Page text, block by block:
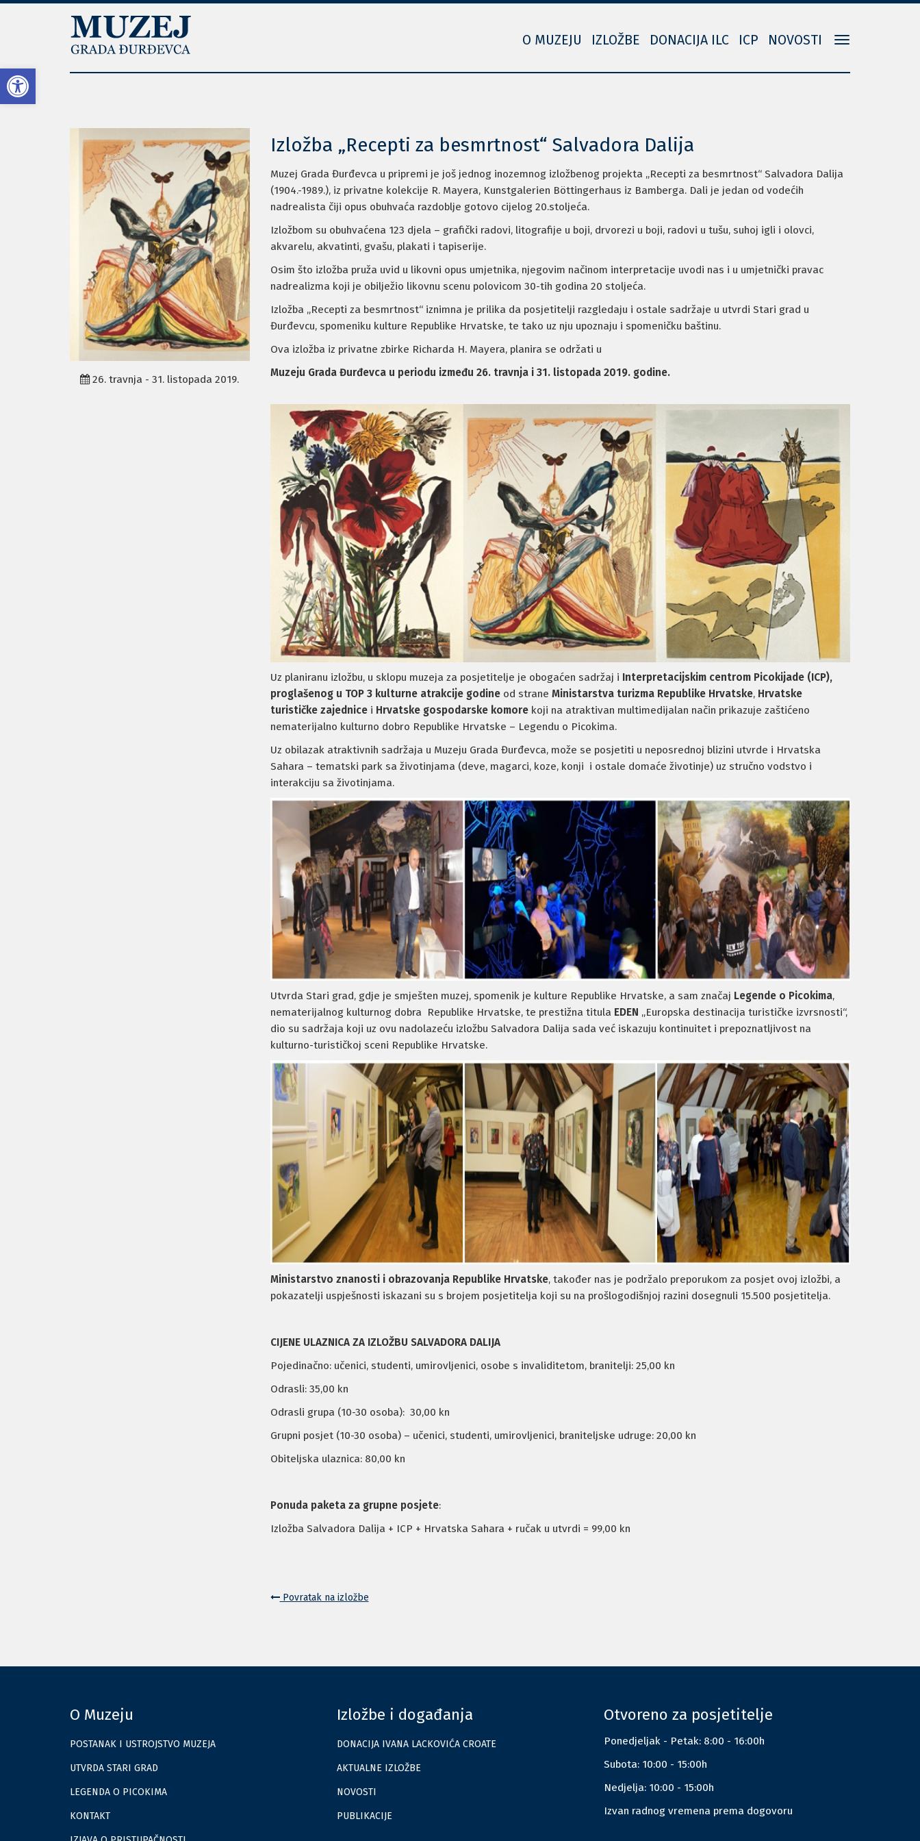
Open toolbar
Toggle
O MUZEJU IZLOŽBE DONACIJA ILC ICP NOVOSTI
26. travnja - 31. listopada 2019.
Izložba „Recepti za besmrtnost“ Salvadora Dalija
Muzej Grada Đurđevca u pripremi je još jednog inozemnog izložbenog projekta „Recepti za besmrtnost“ Salvadora Dalija
(1904.-1989.), iz privatne kolekcije R. Mayera, Kunstgalerien Böttingerhaus iz Bamberga. Dali je jedan od vodećih
nadrealista čiji opus obuhvaća razdoblje gotovo cijelog 20.stoljeća.
Izložbom su obuhvaćena 123 djela – grafički radovi, litografije u boji, drvorezi u boji, radovi u tušu, suhoj igli i olovci,
akvarelu, akvatinti, gvašu, plakati i tapiserije.
Osim što izložba pruža uvid u likovni opus umjetnika, njegovim načinom interpretacije uvodi nas i u umjetnički pravac
nadrealizma koji je obilježio likovnu scenu polovicom 30-tih godina 20 stoljeća.
Izložba „Recepti za besmrtnost“ iznimna je prilika da posjetitelji razgledaju i ostale sadržaje u utvrdi Stari grad u
Đurđevcu, spomeniku kulture Republike Hrvatske, te tako uz nju upoznaju i spomeničku baštinu.
Ova izložba iz privatne zbirke Richarda H. Mayera, planira se održati u
Muzeju Grada Đurđevca u periodu između 26. travnja i 31. listopada 2019. godine.
Uz planiranu izložbu, u sklopu muzeja za posjetitelje je obogaćen sadržaj i Interpretacijskim centrom Picokijade (ICP),
proglašenog u TOP 3 kulturne atrakcije godine od strane Ministarstva turizma Republike Hrvatske, Hrvatske
turističke zajednicei Hrvatske gospodarske komorekoji na atraktivan multimedijalan način prikazuje zaštićeno
nematerijalno kulturno dobro Republike Hrvatske – Legendu o Picokima.
Uz obilazak atraktivnih sadržaja u Muzeju Grada Đurđevca, može se posjetiti u neposrednoj blizini utvrde i Hrvatska
Sahara – tematski park sa životinjama (deve, magarci, koze, konji i ostale domaće životinje) uz stručno vodstvo i
interakciju sa životinjama.
Utvrda Stari grad, gdje je smješten muzej, spomenik je kulture Republike Hrvatske, a sam značaj Legende o Picokima,
nematerijalnog kulturnog dobra Republike Hrvatske, te prestižna titula EDEN „Europska destinacija turističke izvrsnosti“,
dio su sadržaja koji uz ovu nadolazeću izložbu Salvadora Dalija sada već iskazuju kontinuitet i prepoznatljivost na
kulturno-turističkoj sceni Republike Hrvatske.
Ministarstvo znanosti i obrazovanja Republike Hrvatske, također nas je podržalo preporukom za posjet ovoj izložbi, a
pokazatelji uspješnosti iskazani su s brojem posjetitelja koji su na prošlogodišnjoj razini dosegnuli 15.500 posjetitelja.
CIJENE ULAZNICA ZA IZLOŽBU SALVADORA DALIJA
Pojedinačno: učenici, studenti, umirovljenici, osobe s invaliditetom, branitelji: 25,00 kn
Odrasli: 35,00 kn
Odrasli grupa (10-30 osoba): 30,00 kn
Grupni posjet (10-30 osoba) – učenici, studenti, umirovljenici, braniteljske udruge: 20,00 kn
Obiteljska ulaznica: 80,00 kn
Ponuda paketa za grupne posjete:
Izložba Salvadora Dalija + ICP + Hrvatska Sahara + ručak u utvrdi = 99,00 kn
Povratak na izložbe
O Muzeju
POSTANAK I USTROJSTVO MUZEJA
UTVRDA STARI GRAD
LEGENDA O PICOKIMA
KONTAKT
Izložbe i događanja
DONACIJA IVANA LACKOVIĆA CROATE
AKTUALNE IZLOŽBE
NOVOSTI
PUBLIKACIJE
Otvoreno za posjetitelje
Ponedjeljak - Petak: 8:00 - 16:00h
Subota: 10:00 - 15:00h
Nedjelja: 10:00 - 15:00h
Izvan radnog vremena prema dogovoru